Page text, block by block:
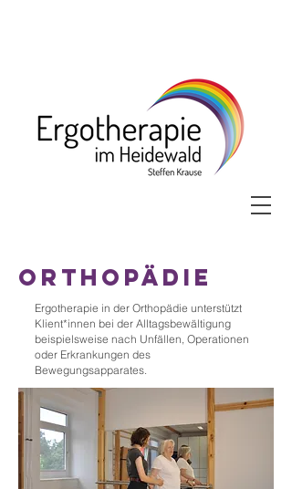
Orthopädie
Ergotherapie in der Orthopädie unterstützt
Klient*innen bei der Alltagsbewältigung
beispielsweise nach Unfällen, Operationen
oder Erkrankungen des
Bewegungsapparates.